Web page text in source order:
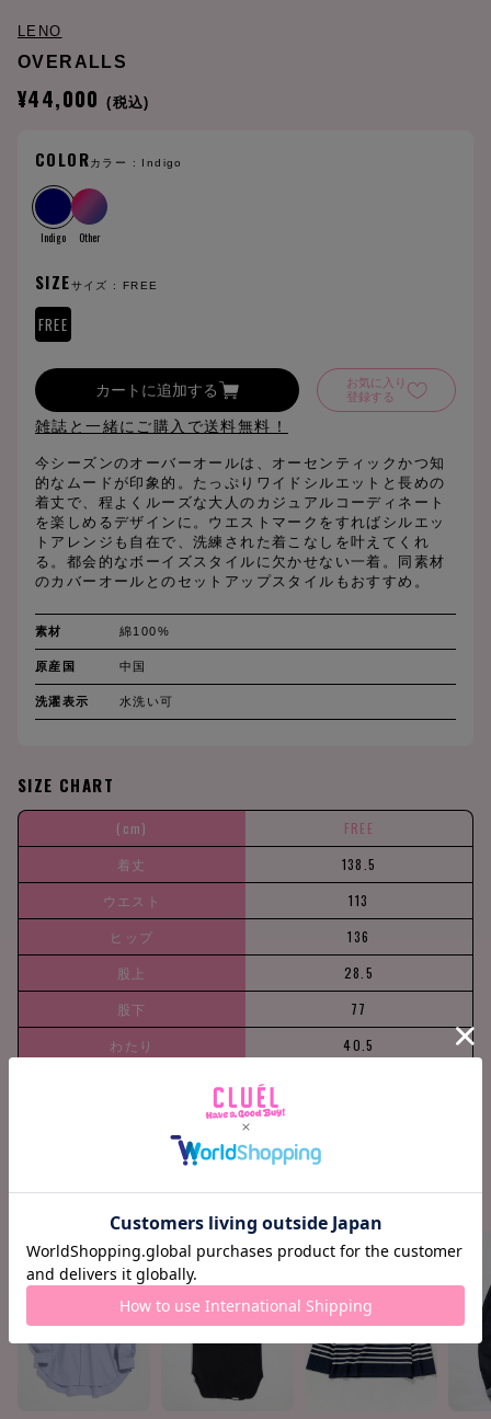
LENO
OVERALLS
¥44,000 (税込)
COLORカラー : Indigo
Indigo Other
SIZEサイズ : FREE
FREE
カートに追加する
お気に入り
登録する
雑誌と一緒にご購入で送料無料！
今シーズンのオーバーオールは、オーセンティックかつ知
的なムードが印象的。たっぷりワイドシルエットと長めの
着丈で、程よくルーズな大人のカジュアルコーディネート
を楽しめるデザインに。ウエストマークをすればシルエッ
トアレンジも自在で、洗練された着こなしを叶えてくれ
る。都会的なボーイズスタイルに欠かせない一着。同素材
のカバーオールとのセットアップスタイルもおすすめ。
素材 綿100%
原産国 中国
洗濯表示 水洗い可
SIZE CHART
(cm)
FREE
着丈
138.5
ウエスト
113
ヒップ
136
股上
28.5
股下
77
わたり
40.5